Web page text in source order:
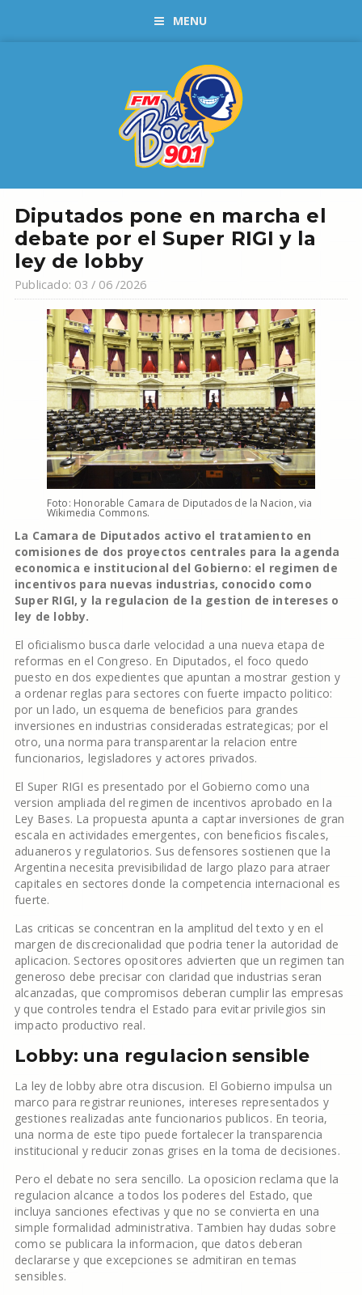
MENU
Diputados pone en marcha el
debate por el Super RIGI y la
ley de lobby
Publicado: 03 / 06 /2026
Foto: Honorable Camara de Diputados de la Nacion, via
Wikimedia Commons.
La Camara de Diputados activo el tratamiento en
comisiones de dos proyectos centrales para la agenda
economica e institucional del Gobierno: el regimen de
incentivos para nuevas industrias, conocido como
Super RIGI, y la regulacion de la gestion de intereses o
ley de lobby.
El oficialismo busca darle velocidad a una nueva etapa de
reformas en el Congreso. En Diputados, el foco quedo
puesto en dos expedientes que apuntan a mostrar gestion y
a ordenar reglas para sectores con fuerte impacto politico:
por un lado, un esquema de beneficios para grandes
inversiones en industrias consideradas estrategicas; por el
otro, una norma para transparentar la relacion entre
funcionarios, legisladores y actores privados.
El Super RIGI es presentado por el Gobierno como una
version ampliada del regimen de incentivos aprobado en la
Ley Bases. La propuesta apunta a captar inversiones de gran
escala en actividades emergentes, con beneficios fiscales,
aduaneros y regulatorios. Sus defensores sostienen que la
Argentina necesita previsibilidad de largo plazo para atraer
capitales en sectores donde la competencia internacional es
fuerte.
Las criticas se concentran en la amplitud del texto y en el
margen de discrecionalidad que podria tener la autoridad de
aplicacion. Sectores opositores advierten que un regimen tan
generoso debe precisar con claridad que industrias seran
alcanzadas, que compromisos deberan cumplir las empresas
y que controles tendra el Estado para evitar privilegios sin
impacto productivo real.
Lobby: una regulacion sensible
La ley de lobby abre otra discusion. El Gobierno impulsa un
marco para registrar reuniones, intereses representados y
gestiones realizadas ante funcionarios publicos. En teoria,
una norma de este tipo puede fortalecer la transparencia
institucional y reducir zonas grises en la toma de decisiones.
Pero el debate no sera sencillo. La oposicion reclama que la
regulacion alcance a todos los poderes del Estado, que
incluya sanciones efectivas y que no se convierta en una
simple formalidad administrativa. Tambien hay dudas sobre
como se publicara la informacion, que datos deberan
declararse y que excepciones se admitiran en temas
sensibles.